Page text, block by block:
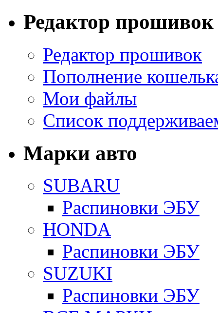
Редактор прошивок
Редактор прошивок
Пополнение
Мои файлы
Список
Марки авто
SUBARU
Распиновки ЭБУ
HONDA
Распиновки ЭБУ
SUZUKI
Распиновки ЭБУ